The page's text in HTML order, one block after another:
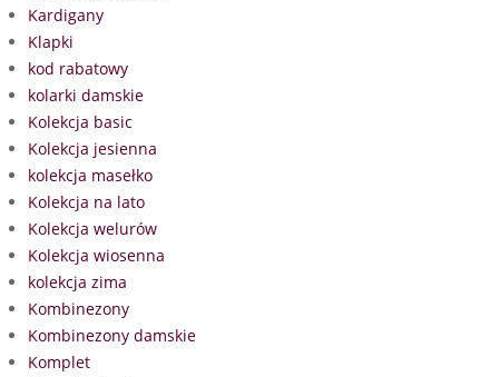
Kardigany
Klapki
kod rabatowy
kolarki damskie
Kolekcja basic
Kolekcja jesienna
kolekcja masełko
Kolekcja na lato
Kolekcja welurów
Kolekcja wiosenna
kolekcja zima
Kombinezony
Kombinezony damskie
Komplet